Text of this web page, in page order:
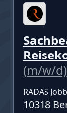
(m/w/d)
RADAS
10318